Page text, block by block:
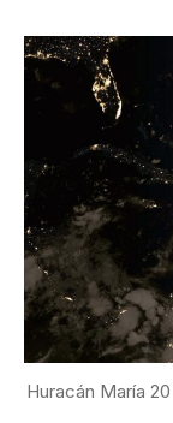
Huracán María